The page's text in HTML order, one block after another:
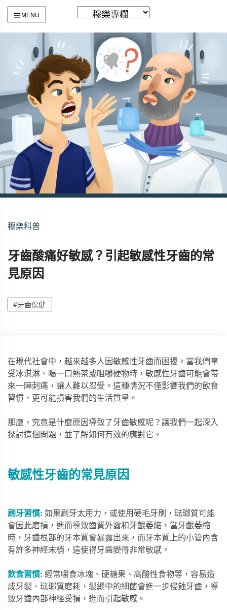
MENU
穆樂科普
牙齒酸痛好敏感？引起敏感性牙齒的常
見原因
#牙齒保健
在現代社會中，越來越多人因敏感性牙齒而困擾。當我們享
受冰淇淋、喝一口熱茶或咀嚼硬物時，敏感性牙齒可能會帶
來一陣刺痛，讓人難以忍受。這種情況不僅影響我們的飲食
習慣，更可能損害我們的生活質量。
那麼，究竟是什麼原因導致了牙齒敏感呢？讓我們一起深入
探討這個問題，並了解如何有效的應對它。
敏感性牙齒的常見原因
刷牙習慣: 如果刷牙太用力，或使用硬毛牙刷，琺瑯質可能
會因此磨損，進而導致齒質外露和牙齦萎縮，當牙齦萎縮
時，牙齒根部的牙本質會暴露出來，而牙本質上的小管內含
有許多神經末梢，這使得牙齒變得非常敏感。
飲食習慣: 經常嚼食冰塊、硬糖果、高酸性食物等，容易造
成牙裂、琺瑯質磨耗，裂縫中的細菌會進一步侵蝕牙齒，導
致牙齒內部神經受損，進而引起敏感。